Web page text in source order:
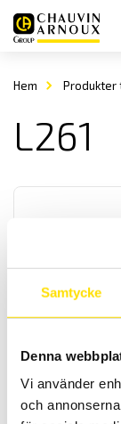
Samtycke
Denna
Vi använder
och
Hem Produkter
L261
SD-minneskort.
att PEL 51
surfplattor.